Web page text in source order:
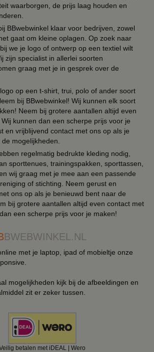
waarborgen, de prijs laag houden en
BBwebwinkel klaar voor bedrijven, zowel
gaat om kleine oplagen. Op zoek naar
we je logo of ontwerp op een textiel wilt
zijn specialist in allerlei soorten
graag met je in gesprek over de
op een t-shirt, trui, polo of ander soort
bij BBwebwinkel! Wij kunnen elk soort
Neem bij grotere aantallen altijd even
kunnen dan een scherpe prijs voor je
en vrijblijvend contact met ons op als je
mogelijkheden.
regelmatig bedrukte kleding nodig,
sporttenues, trainingspakken, sporttassen,
wij graag met je mee aan een passende
of stichting. Neem gerust en
ons op als je benieuwd bent naar de
bij grotere aantallen altijd even contact met
een scherpe prijs voor je maken!
BWEBWINKEL.NL
met je laptop, ipad of mobieltje onze
mogelijkheden kijk bij de afbeeldingen en
zit er zeker tussen.
betalen met iDEAL | Wero